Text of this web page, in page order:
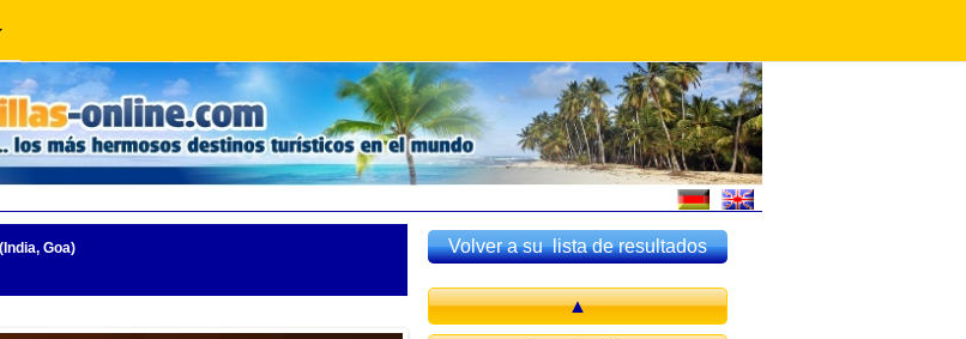
Goa) Volver a su lista de resultados